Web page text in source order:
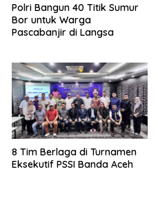
Polri Bangun 40 Titik Sumur
Bor untuk Warga
Pascabanjir di Langsa
8 Tim Berlaga di Turnamen
Eksekutif PSSI Banda Aceh